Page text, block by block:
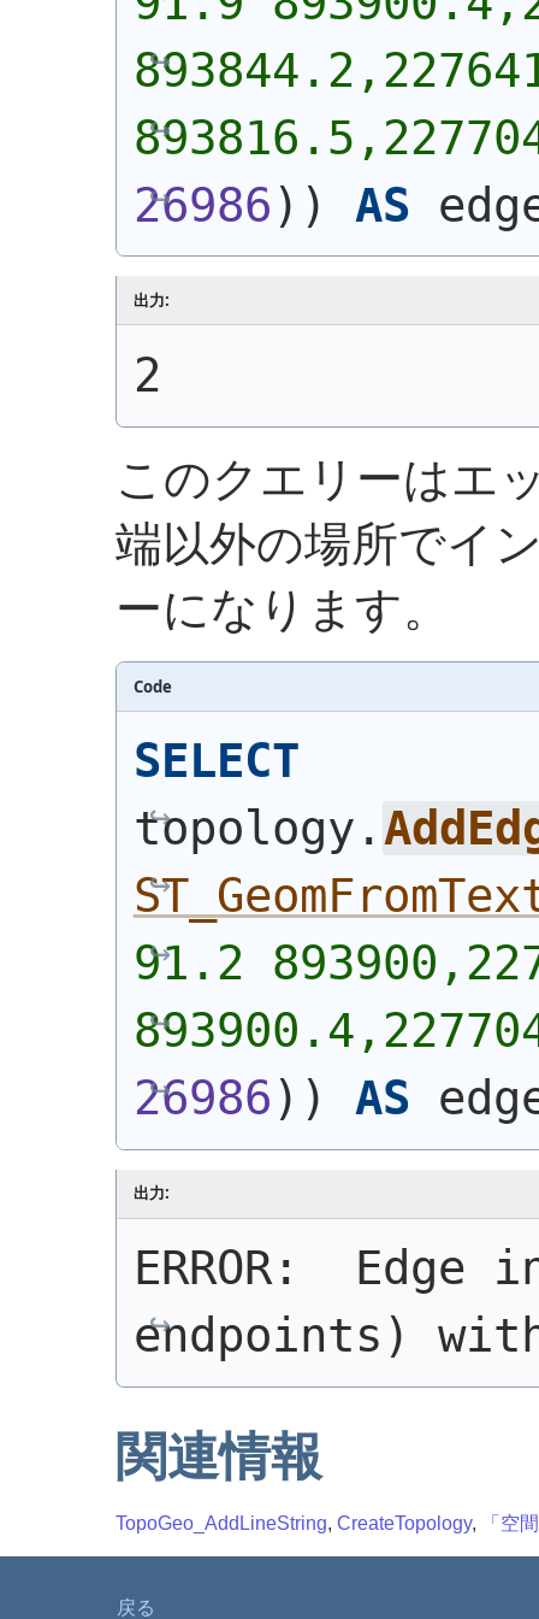
26986) ) AS
出力:
2
このクエリーはエ
端以外の場所でイ
ーになります。
Code
SELECT
topology.
91.2
26986) ) AS
出力:
ERROR:
endpoints)
関連情報
TopoGeo_AddLineString, CreateTopology, 「空
戻る